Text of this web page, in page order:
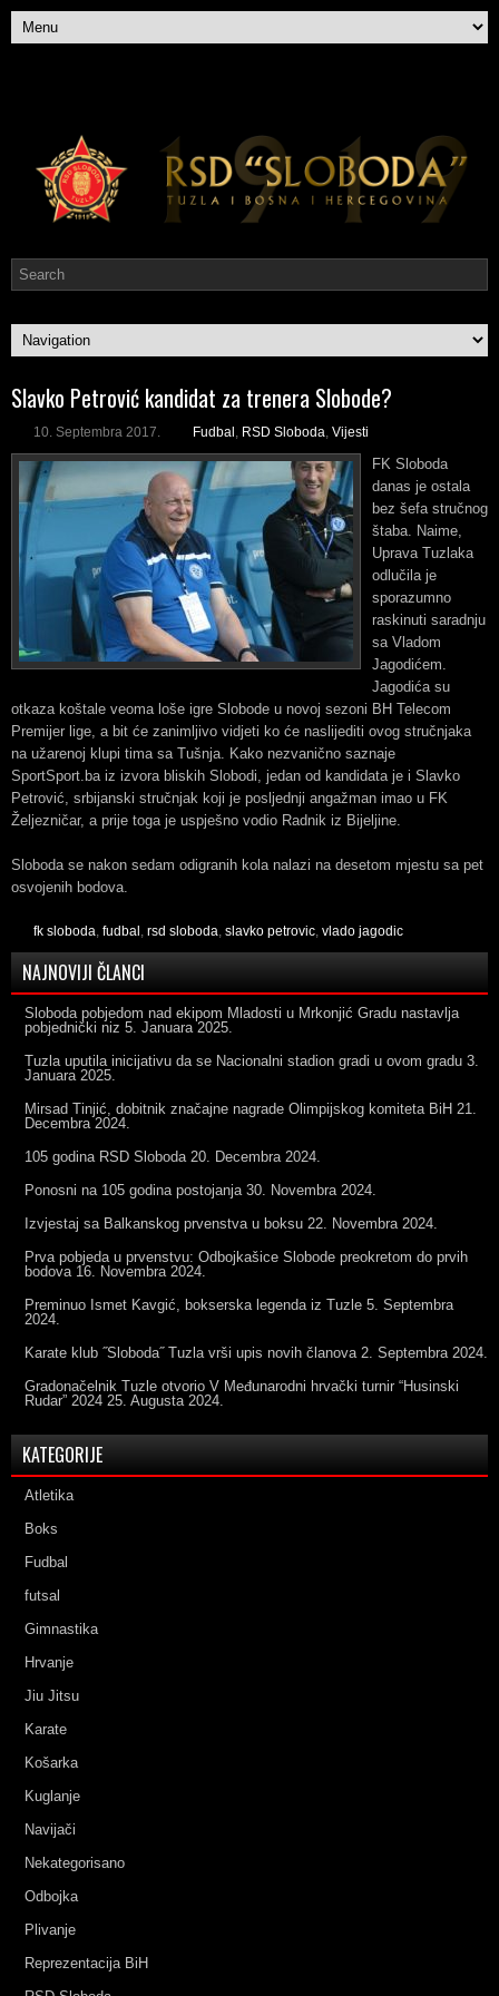
Slavko Petrović kandidat za trenera Slobode?
10. Septembra 2017. Fudbal RSD Sloboda Vijesti
FK Sloboda
danas je ostala
bez šefa stručnog
štaba. Naime,
Uprava Tuzlaka
odlučila je
sporazumno
raskinuti saradnju
sa Vladom
Jagodićem.
Jagodića su
otkaza koštale veoma loše igre Slobode u novoj sezoni BH Telecom
Premijer lige, a bit će zanimljivo vidjeti ko će naslijediti ovog stručnjaka
na užarenoj klupi tima sa Tušnja. Kako nezvanično saznaje
SportSport.ba iz izvora bliskih Slobodi, jedan od kandidata je i Slavko
Petrović, srbijanski stručnjak koji je posljednji angažman imao u FK
Željezničar, a prije toga je uspješno vodio Radnik iz Bijeljine.
Sloboda se nakon sedam odigranih kola nalazi na desetom mjestu sa pet
osvojenih bodova.
fk sloboda fudbal rsd sloboda slavko petrovic vlado jagodic
NAJNOVIJI ČLANCI
Sloboda pobjedom nad ekipom Mladosti u Mrkonjić Gradu nastavlja
pobjednički niz 5. Januara 2025.
Tuzla uputila inicijativu da se Nacionalni stadion gradi u ovom gradu 3.
Januara 2025.
Mirsad Tinjić, dobitnik značajne nagrade Olimpijskog komiteta BiH 21.
Decembra 2024.
105 godina RSD Sloboda 20. Decembra 2024.
Ponosni na 105 godina postojanja 30. Novembra 2024.
Izvjestaj sa Balkanskog prvenstva u boksu 22. Novembra 2024.
Prva pobjeda u prvenstvu: Odbojkašice Slobode preokretom do prvih
bodova 16. Novembra 2024.
Preminuo Ismet Kavgić, bokserska legenda iz Tuzle 5. Septembra
2024.
Karate klub ˝Sloboda˝ Tuzla vrši upis novih članova 2. Septembra 2024.
Gradonačelnik Tuzle otvorio V Međunarodni hrvački turnir “Husinski
Rudar” 2024 25. Augusta 2024.
KATEGORIJE
Atletika
Boks
Fudbal
futsal
Gimnastika
Hrvanje
Jiu Jitsu
Karate
Košarka
Kuglanje
Navijači
Nekategorisano
Odbojka
Plivanje
Reprezentacija BiH